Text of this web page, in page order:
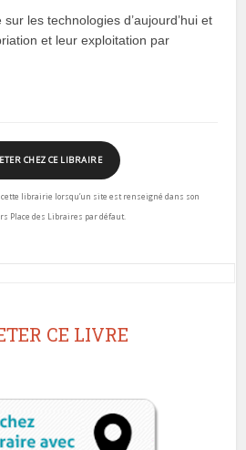
les technologies d’aujourd’hui et
et leur exploitation par
CHEZ CE LIBRAIRE
librairie lorsqu’un site est renseigné dans son
Place des Libraires par défaut.
CE LIVRE